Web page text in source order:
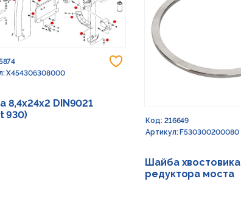
избранное
Добавить в избранное
X454306308000
8,4х24х2 DIN9021
930)
Код: 216649
Артикул: F530300200080
Шайба хвостовика
редуктора моста